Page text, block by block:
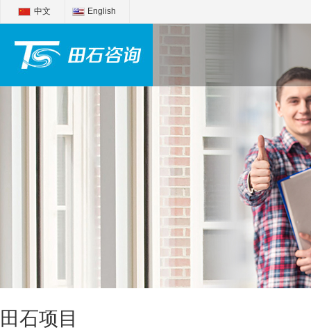
中文 English
田石项目